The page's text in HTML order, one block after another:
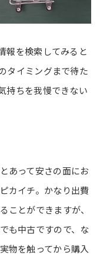
報を検索してみると
タイミングまで待た
持ちを我慢できない
あって安さの面にお
カイチ。かなり出費
ことができますが、
も中古ですので、な
物を触ってから購入